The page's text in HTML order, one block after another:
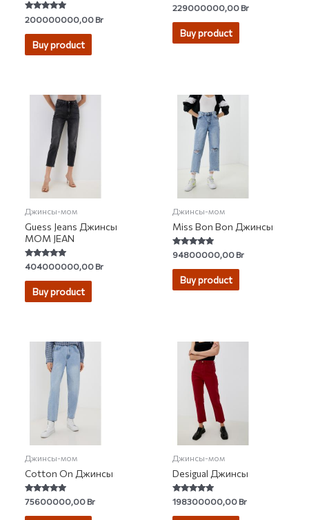
Rated
4.68
out of 5
200000000,00Br
Buy product
Rated
4.75
out of 5
229000000,00Br
Buy product
Джинсы-мом
Guess Jeans Джинсы
MOM JEAN
Rated
5.00
out of 5
404000000,00Br
Buy product
Джинсы-мом
Miss Bon Bon Джинсы
Rated
5.00
out of 5
94800000,00Br
Buy product
Джинсы-мом
Cotton On Джинсы
Rated
4.69
out of 5
75600000,00Br
Джинсы-мом
Desigual Джинсы
Rated
5.00
out of 5
198300000,00Br